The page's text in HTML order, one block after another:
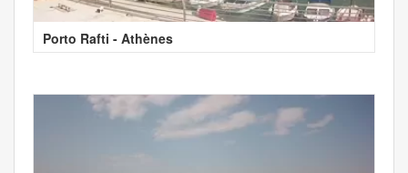
Porto Rafti - Athènes